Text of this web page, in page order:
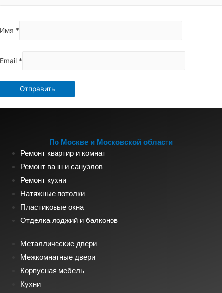
Имя *
Email *
По Москве и Московской области
Ремонт квартир и комнат
Ремонт ванн и санузлов
Ремонт кухни
Натяжные потолки
Пластиковые окна
Отделка лоджий и балконов
Металлические двери
Межкомнатные двери
Корпусная мебель
Кухни